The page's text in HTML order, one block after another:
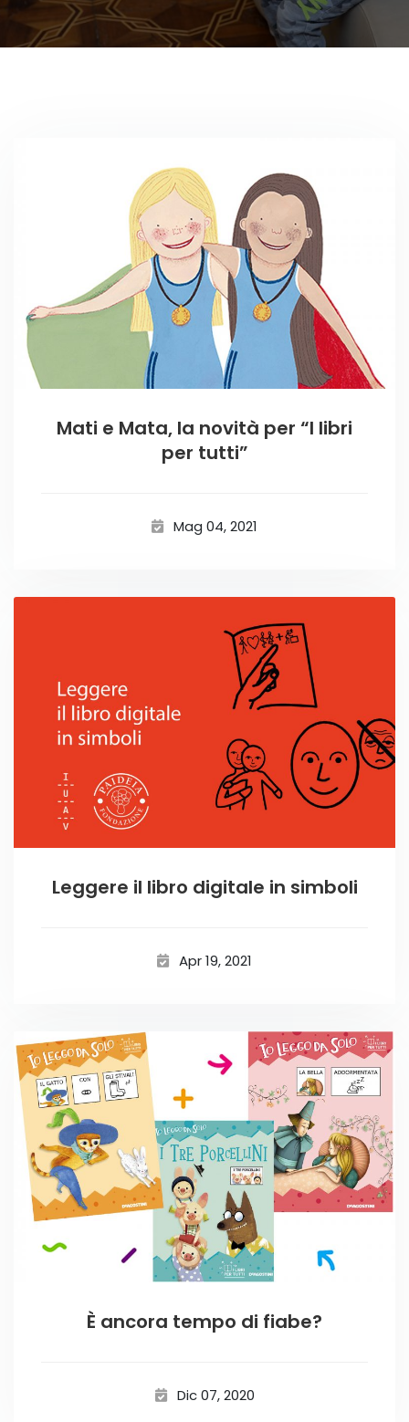
Mati e Mata, la novità per “I libri
per tutti”
Mag 04, 2021
Leggere il libro digitale in simboli
Apr 19, 2021
È ancora tempo di fiabe?
Dic 07, 2020